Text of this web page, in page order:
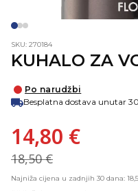
SKU: 270184
KUHALO ZA
Po narudžbi
Besplatna dostava unutar
14,80 €
18,50 €
Najniža cijena u zadnjih 30 dana: